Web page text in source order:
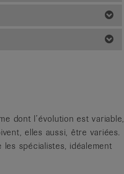
dont l’évolution est variable,
elles aussi, être variées.
spécialistes, idéalement